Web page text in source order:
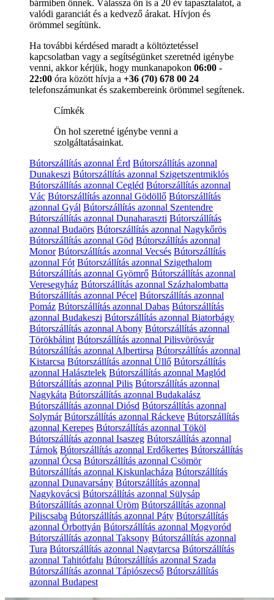
bármiben önnek. Válassza ön is a 20 év tapasztalatot, a
valódi garanciát és a kedvező árakat. Hívjon és
örömmel segítünk.
Ha további kérdésed maradt a költöztetéssel
kapcsolatban vagy a segítségünket szeretnéd igénybe
venni, akkor kérjük, hogy munkanapokon 06:00 -
22:00 óra között hívja a +36 (70) 678 00 24
telefonszámunkat és szakembereink örömmel segítenek.
Címkék
Ön hol szeretné igénybe venni a
szolgáltatásainkat.
Bútorszállítás azonnal Érd Bútorszállítás azonnal
Dunakeszi Bútorszállítás azonnal Szigetszentmiklós
Bútorszállítás azonnal Cegléd Bútorszállítás azonnal
Vác Bútorszállítás azonnal Gödöllő Bútorszállítás
azonnal Gyál Bútorszállítás azonnal Szentendre
Bútorszállítás azonnal Dunaharaszti Bútorszállítás
azonnal Budaörs Bútorszállítás azonnal Nagykőrös
Bútorszállítás azonnal Göd Bútorszállítás azonnal
Monor Bútorszállítás azonnal Vecsés Bútorszállítás
azonnal Fót Bútorszállítás azonnal Szigethalom
Bútorszállítás azonnal Gyömrő Bútorszállítás azonnal
Veresegyház Bútorszállítás azonnal Százhalombatta
Bútorszállítás azonnal Pécel Bútorszállítás azonnal
Pomáz Bútorszállítás azonnal Dabas Bútorszállítás
azonnal Budakeszi Bútorszállítás azonnal Biatorbágy
Bútorszállítás azonnal Abony Bútorszállítás azonnal
Törökbálint Bútorszállítás azonnal Pilisvörösvár
Bútorszállítás azonnal Albertirsa Bútorszállítás azonnal
Kistarcsa Bútorszállítás azonnal Üllő Bútorszállítás
azonnal Halásztelek Bútorszállítás azonnal Maglód
Bútorszállítás azonnal Pilis Bútorszállítás azonnal
Nagykáta Bútorszállítás azonnal Budakalász
Bútorszállítás azonnal Diósd Bútorszállítás azonnal
Solymár Bútorszállítás azonnal Ráckeve Bútorszállítás
azonnal Kerepes Bútorszállítás azonnal Tököl
Bútorszállítás azonnal Isaszeg Bútorszállítás azonnal
Tárnok Bútorszállítás azonnal Erdőkertes Bútorszállítás
azonnal Ócsa Bútorszállítás azonnal Csömör
Bútorszállítás azonnal Kiskunlacháza Bútorszállítás
azonnal Dunavarsány Bútorszállítás azonnal
Nagykovácsi Bútorszállítás azonnal Sülysáp
Bútorszállítás azonnal Üröm Bútorszállítás azonnal
Piliscsaba Bútorszállítás azonnal Páty Bútorszállítás
azonnal Őrbottyán Bútorszállítás azonnal Mogyoród
Bútorszállítás azonnal Taksony Bútorszállítás azonnal
Tura Bútorszállítás azonnal Nagytarcsa Bútorszállítás
azonnal Tahitótfalu Bútorszállítás azonnal Szada
Bútorszállítás azonnal Tápiószecső Bútorszállítás
azonnal Budapest